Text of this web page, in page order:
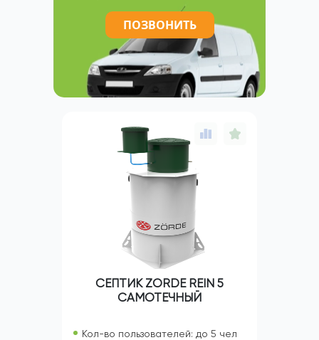
ПОЗВОНИТЬ
СЕПТИК ZORDE REIN 5
САМОТЕЧНЫЙ
Кол-во пользователей: до 5 чел